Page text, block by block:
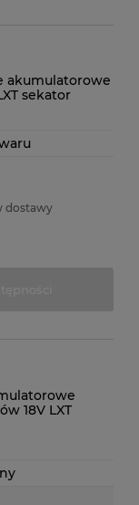
akumulatorowe
sekator
dostawy
18V LXT